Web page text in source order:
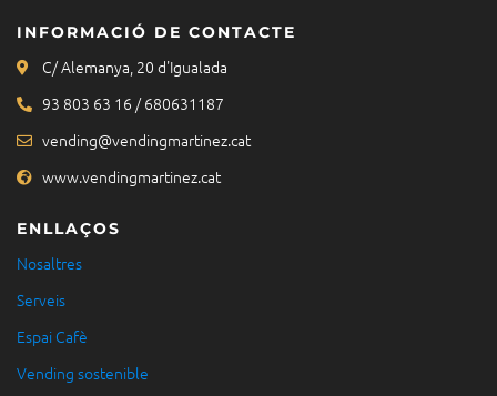
INFORMACIÓ DE CONTACTE
C/ Alemanya, 20 d'Igualada
93 803 63 16 / 680631187
vending@vendingmartinez.cat
www.vendingmartinez.cat
ENLLAÇOS
Nosaltres
Serveis
Espai Cafè
Vending sostenible